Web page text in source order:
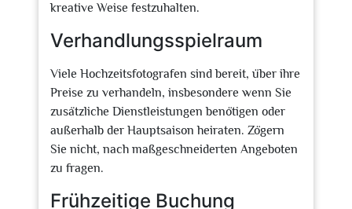
kreative Weise festzuhalten.
Verhandlungsspielraum
Viele Hochzeitsfotografen sind bereit, über ihre
Preise zu verhandeln, insbesondere wenn Sie
zusätzliche Dienstleistungen benötigen oder
außerhalb der Hauptsaison heiraten. Zögern
Sie nicht, nach maßgeschneiderten Angeboten
zu fragen.
Frühzeitige Buchung